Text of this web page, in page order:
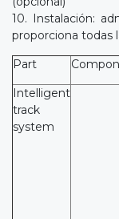
10. Instalación:
proporciona todas
Part
Intelligent
track
system